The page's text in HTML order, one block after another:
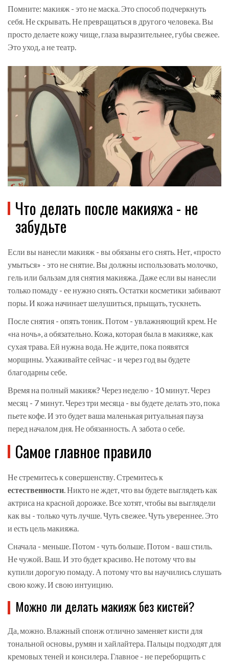
Помните: макияж - это не маска. Это способ подчеркнуть
себя. Не скрывать. Не превращаться в другого человека. Вы
просто делаете кожу чище, глаза выразительнее, губы свежее.
Это уход, а не театр.
Что делать после макияжа - не
забудьте
Если вы нанесли макияж - вы обязаны его снять. Нет, «просто
умыться» - это не снятие. Вы должны использовать молочко,
гель или бальзам для снятия макияжа. Даже если вы нанесли
только помаду - ее нужно снять. Остатки косметики забивают
поры. И кожа начинает шелушиться, прыщать, тускнеть.
После снятия - опять тоник. Потом - увлажняющий крем. Не
«на ночь», а обязательно. Кожа, которая была в макияже, как
сухая трава. Ей нужна вода. Не ждите, пока появятся
морщины. Ухаживайте сейчас - и через год вы будете
благодарны себе.
Время на полный макияж? Через неделю - 10 минут. Через
месяц - 7 минут. Через три месяца - вы будете делать это, пока
пьете кофе. И это будет ваша маленькая ритуальная пауза
перед началом дня. Не обязанность. А забота о себе.
Самое главное правило
Не стремитесь к совершенству. Стремитесь к
естественности. Никто не ждет, что вы будете выглядеть как
актриса на красной дорожке. Все хотят, чтобы вы выглядели
как вы - только чуть лучше. Чуть свежее. Чуть увереннее. Это
и есть цель макияжа.
Сначала - меньше. Потом - чуть больше. Потом - ваш стиль.
Не чужой. Ваш. И это будет красиво. Не потому что вы
купили дорогую помаду. А потому что вы научились слушать
свою кожу. И свою интуицию.
Можно ли делать макияж без кистей?
Да, можно. Влажный спонж отлично заменяет кисти для
тональной основы, румян и хайлайтера. Пальцы подходят для
кремовых теней и консилера. Главное - не переборщить с